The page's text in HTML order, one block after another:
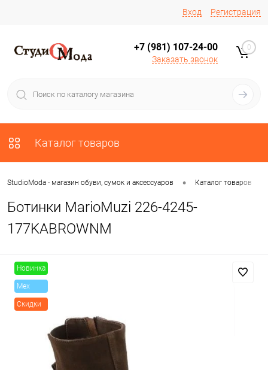
Вход Регистрация
+7 (981) 107-24-00
Заказать звонок
0
Каталог товаров
StudioModa - магазин обуви, сумок и аксессуаров • Каталог товаров
Ботинки MarioMuzi 226-4245-
177KABROWNM
Новинка
Mex
Скидки